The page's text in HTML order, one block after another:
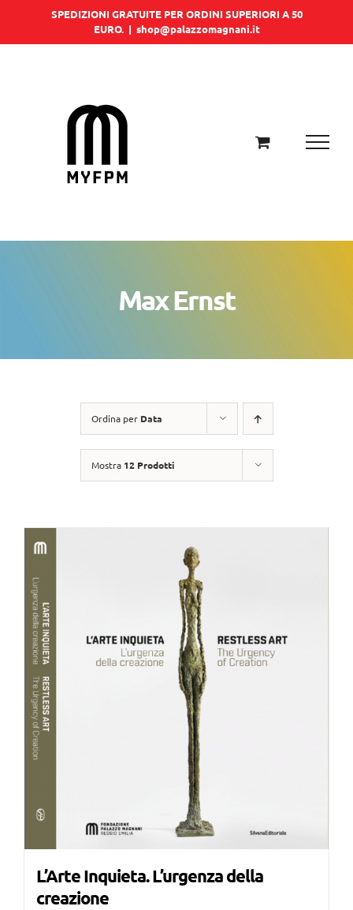
SPEDIZIONI GRATUITE PER ORDINI SUPERIORI A 50
EURO. | shop@palazzomagnani.it
Max Ernst
Ordina per Data
Mostra 12 Prodotti
L’Arte Inquieta. L’urgenza della
creazione